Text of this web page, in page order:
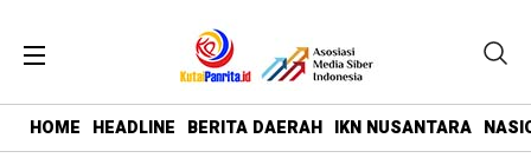
HOME HEADLINE BERITA DAERAH IKN NUSANTARA